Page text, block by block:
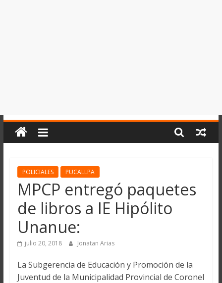
POLICIALES PUCALLPA
MPCP entregó paquetes
de libros a IE Hipólito
Unanue:
julio 20, 2018 Jonatan Arias
La Subgerencia de Educación y Promoción de la
Juventud de la Municipalidad Provincial de Coronel